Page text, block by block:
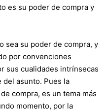
es su poder de compra y
sea su poder de compra, y
por convenciones
sus cualidades intrínsecas
asunto. Pues la
compra, es un tema más
momento, por la